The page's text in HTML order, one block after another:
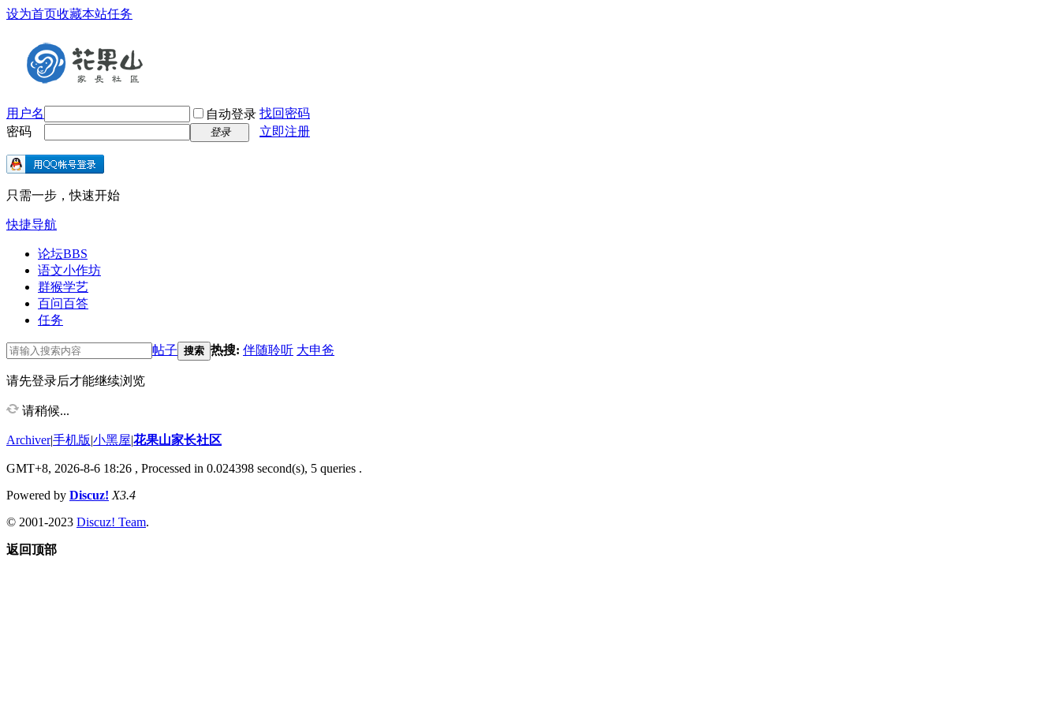
设为首页收藏本站任务
用户名 自动登录 找回密码
密码
登录 立即注册
只需一步，快速开始
快捷导航
论坛BBS
语文小作坊
群猴学艺
百问百答
任务
帖子 搜索 热搜: 伴随聆听 大申爸
请先登录后才能继续浏览
请稍候...
Archiver|手机版|小黑屋|花果山家长社区
GMT+8, 2026-8-6 18:26 , Processed in 0.024398 second(s), 5 queries .
Powered by Discuz! X3.4
© 2001-2023 Discuz! Team.
返回顶部